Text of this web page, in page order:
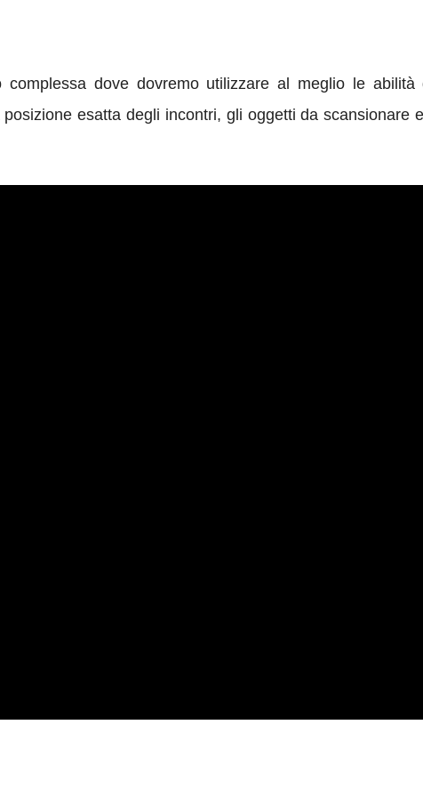
complessa dove dovremo utilizzare al meglio le
esatta degli incontri, gli oggetti da scansionare